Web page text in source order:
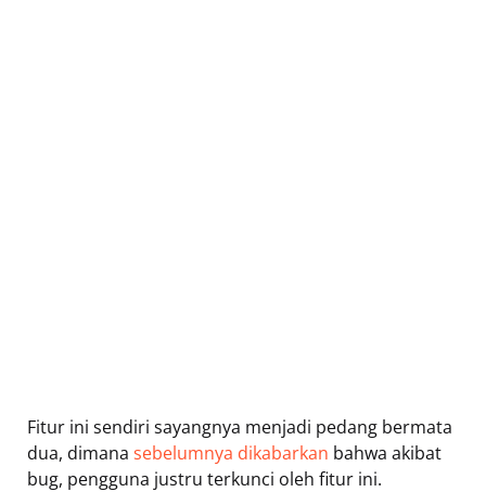
Fitur ini sendiri sayangnya menjadi pedang bermata
dua, dimana sebelumnya dikabarkan bahwa akibat
bug, pengguna justru terkunci oleh fitur ini.